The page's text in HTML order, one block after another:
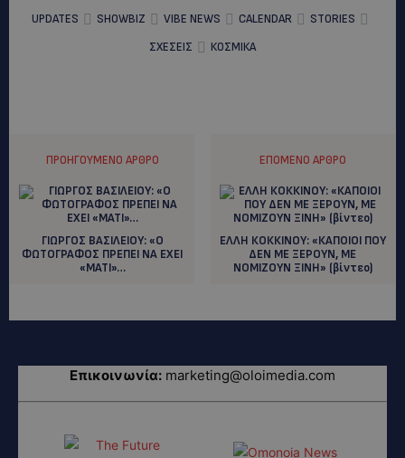
UPDATES SHOWBIZ VIBE NEWS CALENDAR
STORIES
ΣΧΕΣΕΙΣ
ΚΟΣΜΙΚΑ
ΠΡΟΗΓΟΎΜΕΝΟ ΆΡΘΡΟ
ΓΙΩΡΓΟΣ ΒΑΣΙΛΕΙΟΥ: «Ο
ΦΩΤΟΓΡΑΦΟΣ ΠΡΕΠΕΙ ΝΑ ΕΧΕΙ
«ΜΑΤΙ»…
ΕΠΌΜΕΝΟ ΆΡΘΡΟ
ΕΛΛΗ ΚΟΚΚΙΝΟΥ: «ΚΑΠΟΙΟΙ ΠΟΥ
ΔΕΝ ΜΕ ΞΕΡΟΥΝ, ΜΕ
ΝΟΜΙΖΟΥΝ ΞΙΝΗ» (βίντεο)
Επικοινωνία: marketing@oloimedia.com